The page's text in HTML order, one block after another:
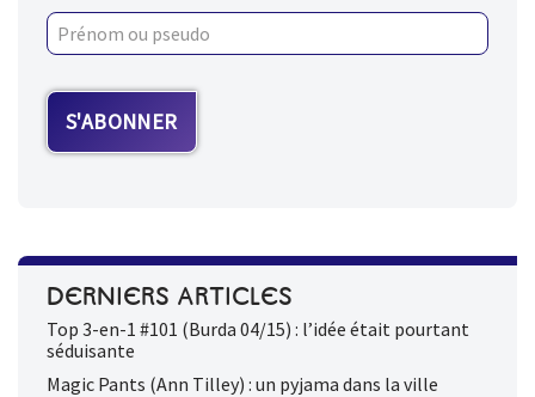
DERNIERS ARTICLES
Top 3-en-1 #101 (Burda 04/15) : l’idée était pourtant
séduisante
Magic Pants (Ann Tilley) : un pyjama dans la ville